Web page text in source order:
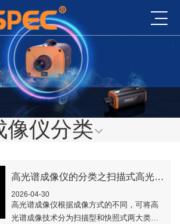
像仪分类
高光谱成像仪的分类之扫描式高光谱成像技术的类型
2026-04-30
高光谱成像仪根据成像方式的不同，可将高
光谱成像技术分为扫描型和快照式两大类，